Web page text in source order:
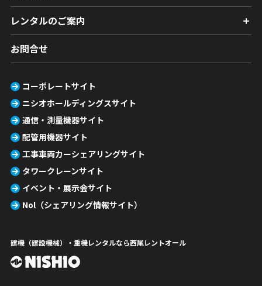
レンタルのご案内
お問合せ
コーポレートサイト
ニシオホールディングスサイト
通信・測量機器サイト
配管用機器サイト
工事車両カーシェアリングサイト
タワークレーンサイト
イベント・展示会サイト
Nol（シェアリング情報サイト）
建機（建設機械）・重機レンタルなら西尾レントオール